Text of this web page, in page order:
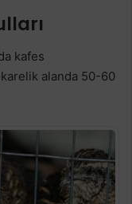
kafes
alanda 50-60